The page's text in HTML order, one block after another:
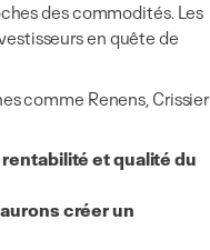
des commodités. Les
en quête de
comme Renens, Crissier
et qualité du
créer un